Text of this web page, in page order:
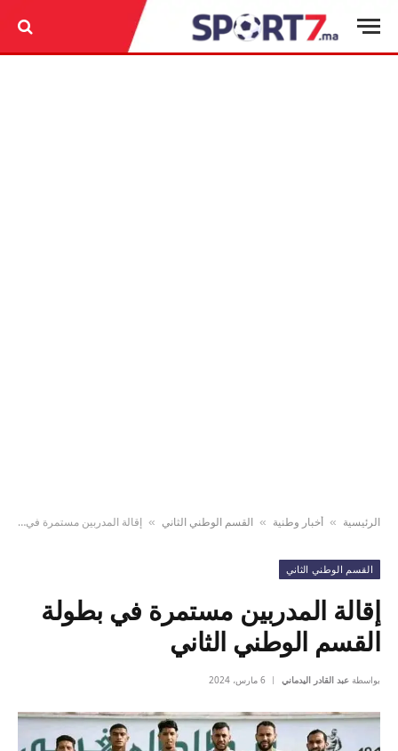
الرئيسية » أخبار وطنية » القسم الوطني الثاني » إقالة المدربين مستمرة في بطولة القسم الوطني الثاني
القسم الوطني الثاني
إقالة المدربين مستمرة في بطولة
القسم الوطني الثاني
بواسطة عبد القادر اليدماني 6 مارس، 2024